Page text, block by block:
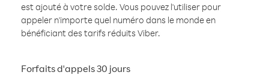
est ajouté à votre solde. Vous pouvez l'utiliser pour
appeler n'importe quel numéro dans le monde en
bénéficiant des tarifs réduits Viber.
Forfaits d'appels 30 jours